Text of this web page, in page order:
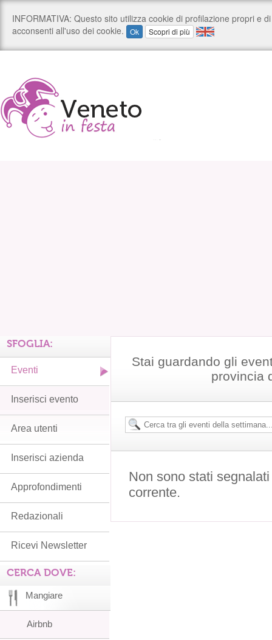
Stai guardando gli
provincia
Non sono stati
corrente.
SFOGLIA:
Eventi
Inserisci evento
Area utenti
Inserisci azienda
Approfondimenti
Redazionali
Ricevi Newsletter
CERCA DOVE:
Mangiare
Airbnb